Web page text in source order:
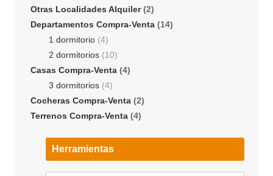
Otras Localidades Alquiler(2)
Departamentos Compra-Venta (14)
1 dormitorio (4)
2 dormitorios (10)
Casas Compra-Venta (4)
3 dormitorios (4)
Cocheras Compra-Venta (2)
Terrenos Compra-Venta (4)
Herramientas